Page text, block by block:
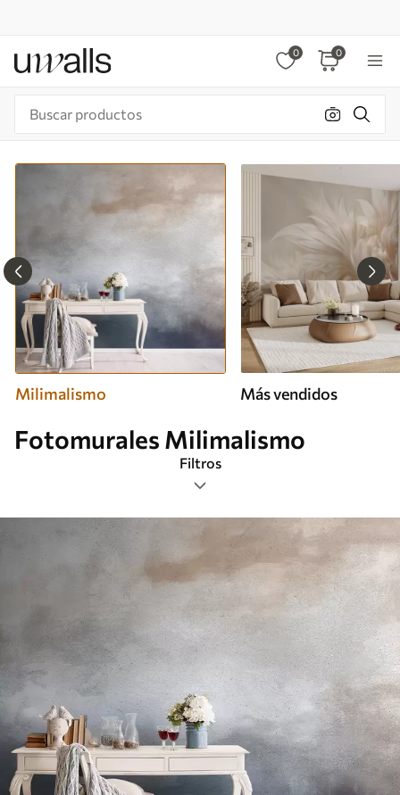
0 0
Milimalismo Más vendidos
Fotomurales Milimalismo
Filtros
Etiquetas
Formato de imagen
Paleta de colores
Inteligente
Borrar todos los filtros